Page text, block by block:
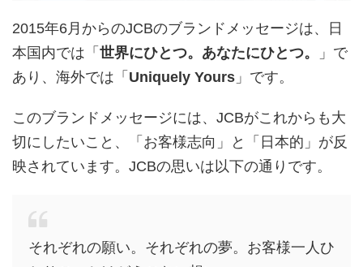
2015年6月からのJCBのブランドメッセージは、日
本国内では「 世界にひとつ。あなたにひとつ。
」で
あり、海外では「 Uniquely Yours 」です。
このブランドメッセージには、JCBがこれからも大
切にしたいこと、「お客様志向」と「日本的」が反
映されています。JCBの思いは以下の通りです。
それぞれの願い。それぞれの夢。お客様一人ひ